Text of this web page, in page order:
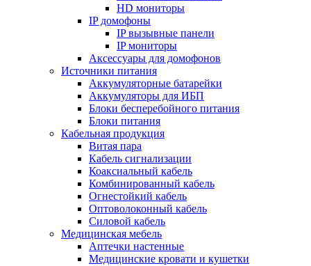
HD мониторы
IP домофоны
IP вызывные панели
IP мониторы
Аксессуары для домофонов
Источники питания
Аккумуляторные батарейки
Аккумуляторы для ИБП
Блоки бесперебойного питания
Блоки питания
Кабельная продукция
Витая пара
Кабель сигнализации
Коаксиальный кабель
Комбинированный кабель
Огнестойкий кабель
Оптоволоконный кабель
Силовой кабель
Медицинская мебель
Аптечки настенные
Медицинские кровати и кушетки